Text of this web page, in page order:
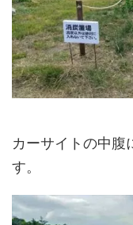
カーサイトの中腹
す。